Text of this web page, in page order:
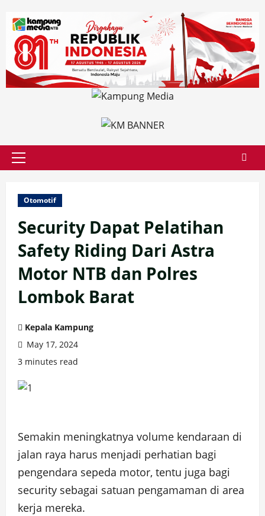
content
Primary
Otomotif
Security Dapat Pelatihan
Safety Riding Dari Astra
Motor NTB dan Polres
Lombok Barat
Kepala Kampung
May 17, 2024
3 minutes read
Semakin meningkatnya volume kendaraan di
jalan raya harus menjadi perhatian bagi
pengendara sepeda motor, tentu juga bagi
security sebagai satuan pengamaman di area
kerja mereka.